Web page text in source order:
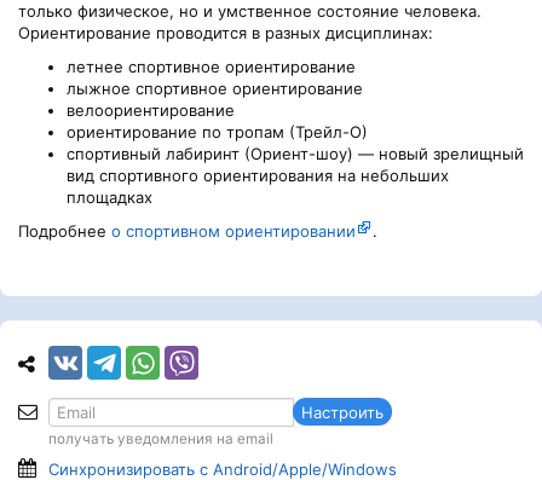
только физическое, но и умственное состояние человека.
Ориентирование проводится в разных дисциплинах:
летнее спортивное ориентирование
лыжное спортивное ориентирование
велоориентирование
ориентирование по тропам (Трейл-О)
спортивный лабиринт (Ориент-шоу) — новый зрелищный
вид спортивного ориентирования на небольших
площадках
Подробнее о спортивном ориентировании .
Настроить
получать уведомления на email
Синхронизировать с Android/Apple/Windows